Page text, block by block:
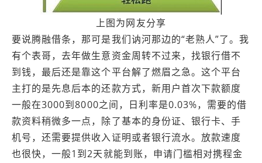
上图为网友分享
要说腾融借条，那可是我们讷河那边的“老熟人”了。我
有个表哥，去年做生意资金周转不过来，找银行借不
到钱，最后还是靠这个平台解了燃眉之急。这个平台
主打的是先息后本的还款方式，新用户首次下款额度
一般在3000到8000之间，日利率是0.03%，需要的借
款资料稍微多一点，除了基本的身份证、银行卡、手
机号，还需要提供收入证明或者银行流水。放款速度
也很快，一般1到2天就能到账，申请门槛相对携程金